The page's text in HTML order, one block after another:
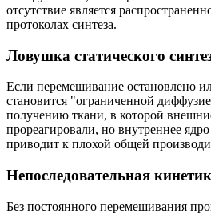
отсутствие является
протоколах синтеза.
Ловушка статического
Если перемешивание остановлено
становится "ограниченной
получению ткани, в которой
прореагировали, но внутреннее ядро
приводит к плохой общей
Непоследовательная
Без постоянного перемешивания